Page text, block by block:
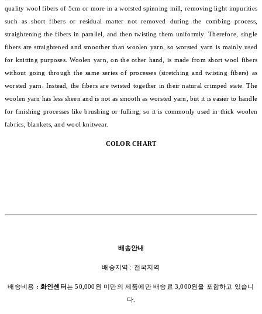
quality wool fibers of 5cm or more in a worsted spinning mill, removing light impurities
such as short fibers or residual matter not removed during the combing process,
straightening the fibers in parallel, and then twisting them uniformly. Therefore, single
fibers are straightened and smoother than woolen yarn, so worsted yarn is mainly used
for knitting purposes. Woolen yarn, on the other hand, is made from short wool fibers
without going through the same series of processes (stretching and twisting fibers) as
worsted yarn. Instead, the fibers are twisted together in their natural crimped state. The
woolen yarn has less sheen and is not as smooth as worsted yarn, but it is easier to handle
for finishing processes like brushing or fulling, so it is commonly used in thick woolen
fabrics, blankets, and wool knitwear.
COLOR CHART
배송안내
배송지역 : 전국지역
배송비용 : 화인센터는 50,000원 미만의 제품에만 배송료 3,000원을 포함하고 있습니
다.